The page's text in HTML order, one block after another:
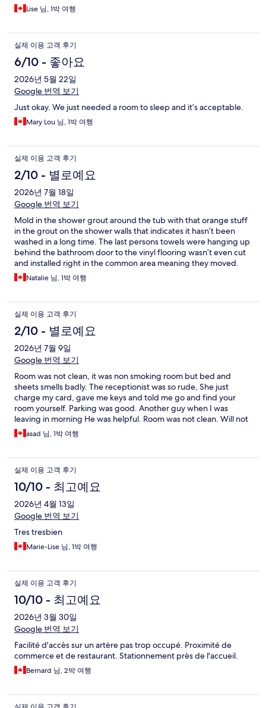
Lise 님, 1박 여행
실제 이용 고객 후기
6/10 - 좋아요
2026년 5월 22일
Google 번역 보기
Just okay. We just needed a room to sleep and it’s acceptable.
Mary Lou 님, 1박 여행
실제 이용 고객 후기
2/10 - 별로예요
2026년 7월 18일
Google 번역 보기
Mold in the shower grout around the tub with that orange stuff
in the grout on the shower walls that indicates it hasn’t been
washed in a long time. The last persons towels were hanging up
behind the bathroom door to the vinyl flooring wasn’t even cut
and installed right in the common area meaning they moved.
You were able to walk on them to feel the floor underneath
move like it had very bad water damage. Only good thing was
Natalie 님, 1박 여행
실제 이용 고객 후기
2/10 - 별로예요
2026년 7월 9일
Google 번역 보기
Room was not clean, it was non smoking room but bed and
sheets smells badly. The receptionist was so rude, She just
charge my card, gave me keys and told me go and find your
room yourself. Parking was good. Another guy when I was
leaving in morning He was helpful. Room was not clean. Will not
recommend.
asad 님, 1박 여행
실제 이용 고객 후기
10/10 - 최고예요
2026년 4월 13일
Google 번역 보기
Tres tresbien
Marie-Lise 님, 1박 여행
실제 이용 고객 후기
10/10 - 최고예요
2026년 3월 30일
Google 번역 보기
Facilité d'accès sur un artère pas trop occupé. Proximité de
commerce et de restaurant. Stationnement près de l'accueil.
Bernard 님, 2박 여행